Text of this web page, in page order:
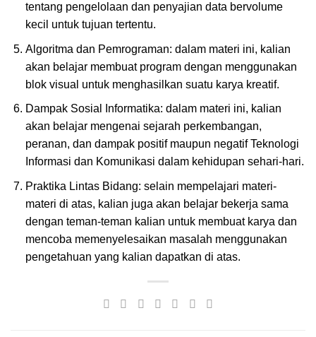
tentang pengelolaan dan penyajian data bervolume
kecil untuk tujuan tertentu.
Algoritma dan Pemrograman: dalam materi ini, kalian
akan belajar membuat program dengan menggunakan
blok visual untuk menghasilkan suatu karya kreatif.
Dampak Sosial Informatika: dalam materi ini, kalian
akan belajar mengenai sejarah perkembangan,
peranan, dan dampak positif maupun negatif Teknologi
Informasi dan Komunikasi dalam kehidupan sehari-hari.
Praktika Lintas Bidang: selain mempelajari materi-
materi di atas, kalian juga akan belajar bekerja sama
dengan teman-teman kalian untuk membuat karya dan
mencoba memenyelesaikan masalah menggunakan
pengetahuan yang kalian dapatkan di atas.